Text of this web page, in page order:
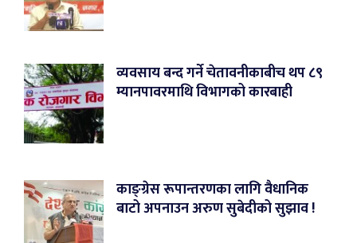
व्यवसाय बन्द गर्ने चेतावनीकाबीच थप ८९
म्यानपावरमाथि विभागको कारबाही
काङ्ग्रेस रूपान्तरणका लागि वैधानिक
बाटो अपनाउन अरुण सुबेदीको सुझाव !